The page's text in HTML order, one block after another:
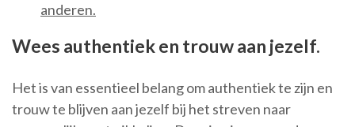
anderen.
Wees authentiek en trouw aan jezelf.
Het is van essentieel belang om authentiek te zijn en
trouw te blijven aan jezelf bij het streven naar